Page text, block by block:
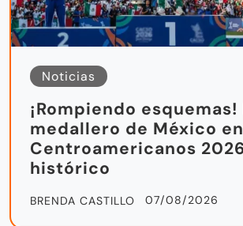
Noticias
¡Rompiendo esquemas!
medallero de México
Centroamericanos
histórico
BRENDA CASTILLO 07/08/2026